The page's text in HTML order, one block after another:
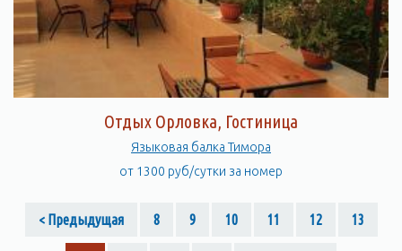
Отдых Орловка, Гостиница
Языковая балка Тимора
от 1300 руб/сутки за номер
< Предыдущая 8 9 10 11 12 13